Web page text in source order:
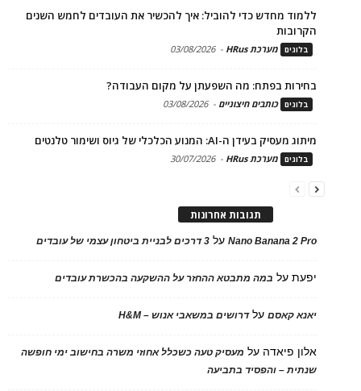
ללמוד מחדש כדי להוביל: איך להכשיר את העובדים לחמש השנים
הקרובות
בלוגים מערכת HRus -
03/08/2026
בחירות בפתח: מה השפעתן על מקום העבודה?
בלוגים כותבים חיצוניים -
03/08/2026
מיתוג מעסיק בעידן ה-AI: המנוע הכלכלי של גיוס ושימור טלנטים
בלוגים מערכת HRus -
30/07/2026
תגובות אחרונות
Nano Banana 2 Proעל 3 דרכים לבניית ביטחון עצמי של עובדים
יפעתעל במה מתבטא ההחזר על ההשקעה בהכשרת עובדים
יאנא קאסםעלדרושים במשאבי אנוש – H&M
אלון פיאדה על מעסיק טעה כשכלל אחוזי משרה בחישוב ימי חופשה
שנתית – והפסיד בתביעה